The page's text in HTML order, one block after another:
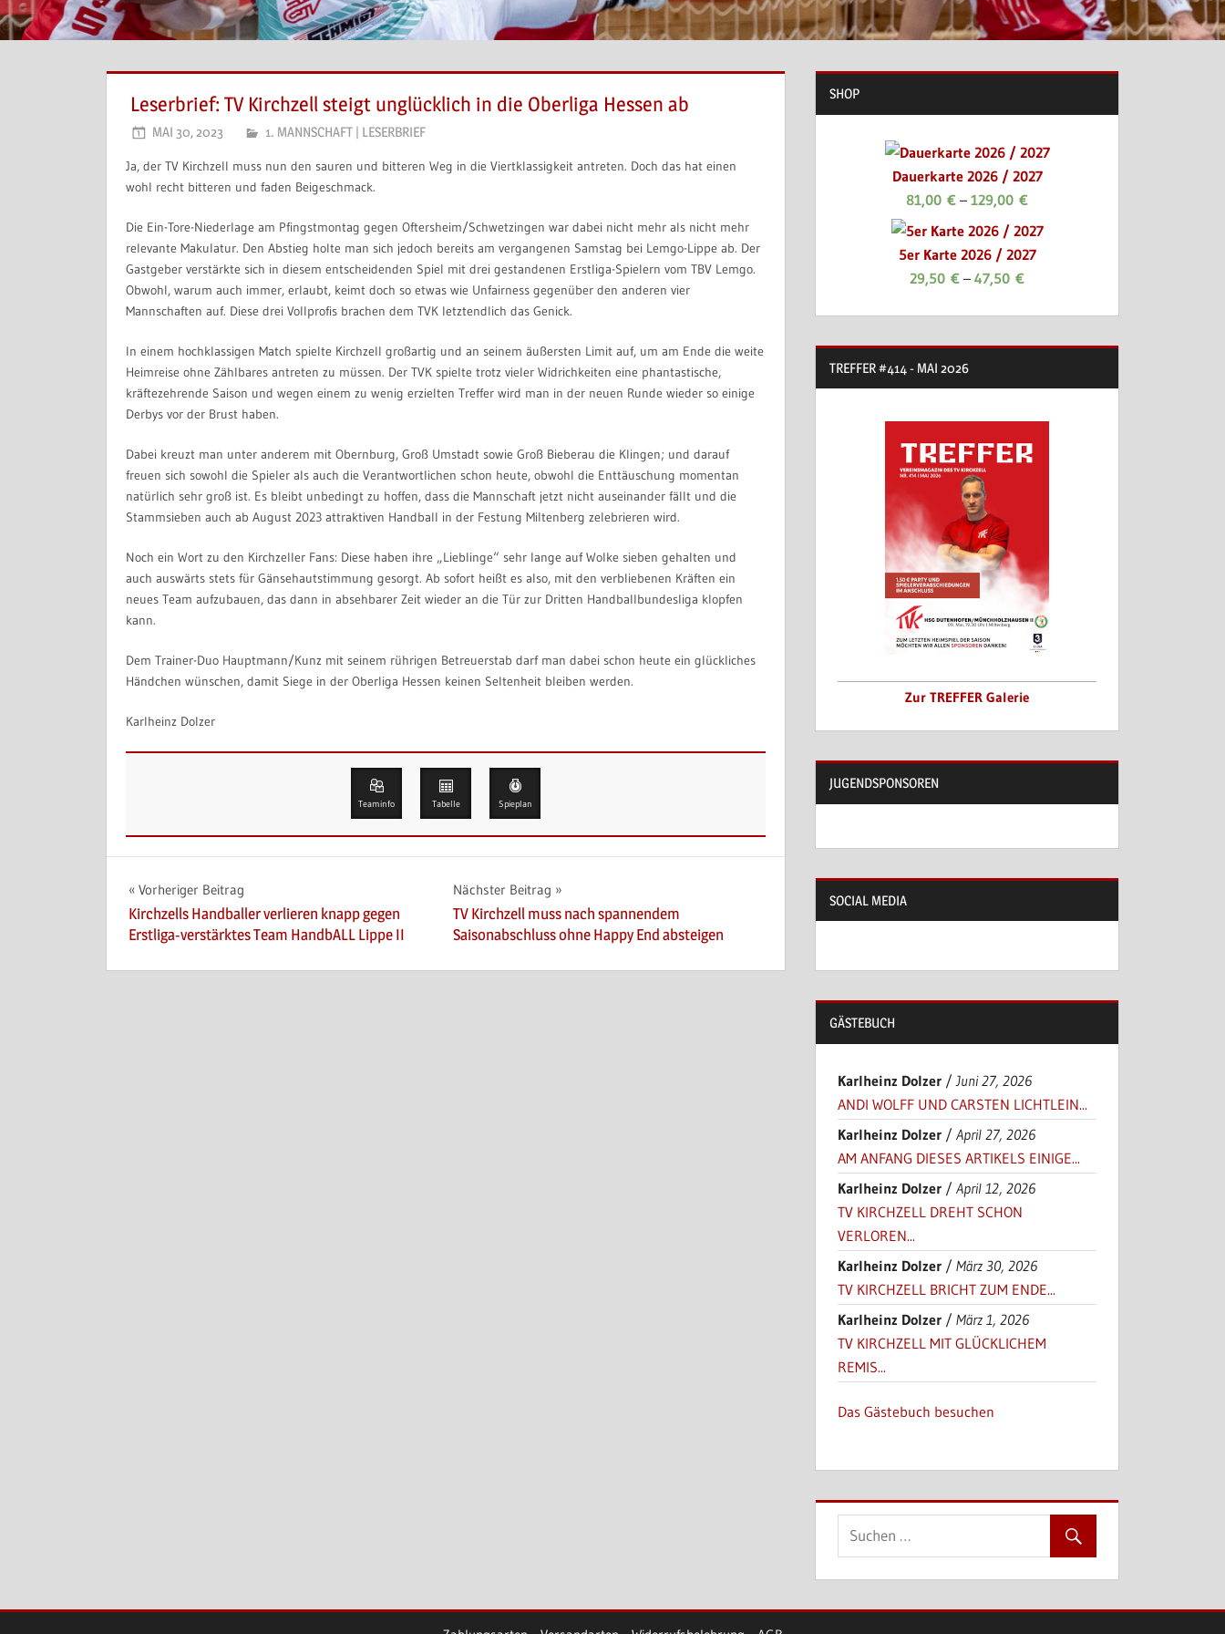
Leserbrief: TV Kirchzell steigt unglücklich in die Oberliga Hessen ab
MAI 30, 2023 1. MANNSCHAFT | LESERBRIEF
Ja, der TV Kirchzell muss nun den sauren und bitteren Weg in die Viertklassigkeit antreten. Doch das hat einen
wohl recht bitteren und faden Beigeschmack.
Die Ein-Tore-Niederlage am Pfingstmontag gegen Oftersheim/Schwetzingen war dabei nicht mehr als nicht mehr
relevante Makulatur. Den Abstieg holte man sich jedoch bereits am vergangenen Samstag bei Lemgo-Lippe ab. Der
Gastgeber verstärkte sich in diesem entscheidenden Spiel mit drei gestandenen Erstliga-Spielern vom TBV Lemgo.
Obwohl, warum auch immer, erlaubt, keimt doch so etwas wie Unfairness gegenüber den anderen vier
Mannschaften auf. Diese drei Vollprofis brachen dem TVK letztendlich das Genick.
In einem hochklassigen Match spielte Kirchzell großartig und an seinem äußersten Limit auf, um am Ende die weite
Heimreise ohne Zählbares antreten zu müssen. Der TVK spielte trotz vieler Widrichkeiten eine phantastische,
kräftezehrende Saison und wegen einem zu wenig erzielten Treffer wird man in der neuen Runde wieder so einige
Derbys vor der Brust haben.
Dabei kreuzt man unter anderem mit Obernburg, Groß Umstadt sowie Groß Bieberau die Klingen; und darauf
freuen sich sowohl die Spieler als auch die Verantwortlichen schon heute, obwohl die Enttäuschung momentan
natürlich sehr groß ist. Es bleibt unbedingt zu hoffen, dass die Mannschaft jetzt nicht auseinander fällt und die
Stammsieben auch ab August 2023 attraktiven Handball in der Festung Miltenberg zelebrieren wird.
Noch ein Wort zu den Kirchzeller Fans: Diese haben ihre „Lieblinge“ sehr lange auf Wolke sieben gehalten und
auch auswärts stets für Gänsehautstimmung gesorgt. Ab sofort heißt es also, mit den verbliebenen Kräften ein
neues Team aufzubauen, das dann in absehbarer Zeit wieder an die Tür zur Dritten Handballbundesliga klopfen
kann.
Dem Trainer-Duo Hauptmann/Kunz mit seinem rührigen Betreuerstab darf man dabei schon heute ein glückliches
Händchen wünschen, damit Siege in der Oberliga Hessen keinen Seltenheit bleiben werden.
Karlheinz Dolzer
Teaminfo Tabelle Spieplan
Beitragsnavigation
Vorheriger Beitrag
Kirchzells Handballer verlieren knapp gegen
Erstliga-verstärktes Team HandbALL Lippe II
Nächster Beitrag
TV Kirchzell muss nach spannendem
Saisonabschluss ohne Happy End absteigen
SHOP
Dauerkarte 2026 / 2027
81,00€ –129,00€
5er Karte 2026 / 2027
29,50€ –47,50€
TREFFER #414 - MAI 2026
Zur TREFFER Galerie
JUGENDSPONSOREN
SOCIAL MEDIA
GÄSTEBUCH
Karlheinz Dolzer / Juni 27, 2026
ANDI WOLFF UND CARSTEN LICHTLEIN...
Karlheinz Dolzer /April 27, 2026
AM ANFANG DIESES ARTIKELS EINIGE...
Karlheinz Dolzer /April 12, 2026
TV KIRCHZELL DREHT SCHON
VERLOREN...
Karlheinz Dolzer /März 30, 2026
TV KIRCHZELL BRICHT ZUM ENDE...
Karlheinz Dolzer /März 1, 2026
TV KIRCHZELL MIT GLÜCKLICHEM
REMIS...
Das Gästebuch besuchen